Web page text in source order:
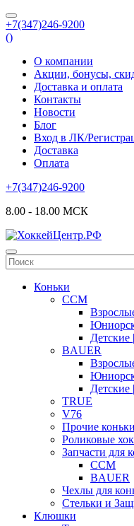
+7(347)246-9200
()
О компании
Акции, бонусы,
Доставка и оплата
Контакты
Новости
Блог
Вход в ЛК/
Доставка
Оплата
+7(347)246-9200
8.00 - 18.00 МСК
Коньки
CCM
Детские
BAUER
Детские
TRUE
V76
Прочие коньки
Роликовые
Запчасти для
CCM
BAUER
Чехлы для
Стельки и
Клюшки